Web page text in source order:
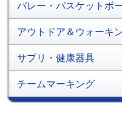
バレー・バスケットボ
アウトドア＆ウォーキ
サプリ・健康器具
チームマーキング